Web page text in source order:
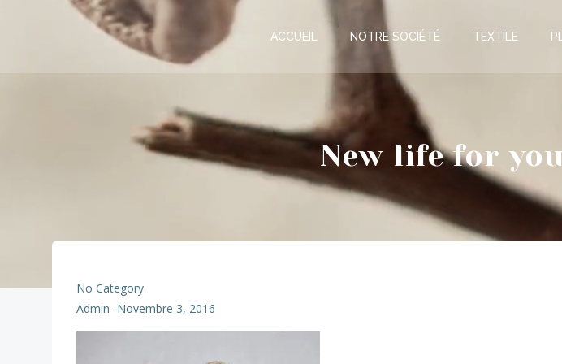
ACCUEIL NOTRE SOCIÉTÉ TEXTILE
New life for
No Category
Admin -Novembre 3, 2016